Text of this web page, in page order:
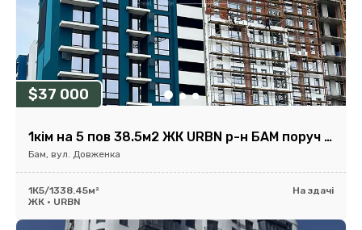
$37 000
1кім на 5 пов 38.5м2 ЖК URBN р-н БАМ поруч парк та озеро
Бам, вул. Довженка
1К5/1338.45м²
На здачі
ЖК • URBN